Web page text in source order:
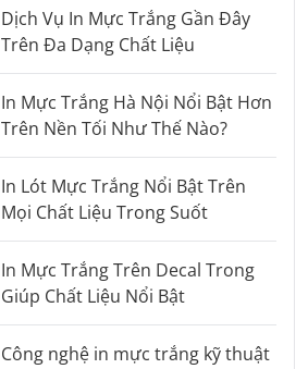
Dịch Vụ In Mực Trắng Gần Đây
Trên Đa Dạng Chất Liệu
In Mực Trắng Hà Nội Nổi Bật Hơn
Trên Nền Tối Như Thế Nào?
In Lót Mực Trắng Nổi Bật Trên
Mọi Chất Liệu Trong Suốt
In Mực Trắng Trên Decal Trong
Giúp Chất Liệu Nổi Bật
Công nghệ in mực trắng kỹ thuật